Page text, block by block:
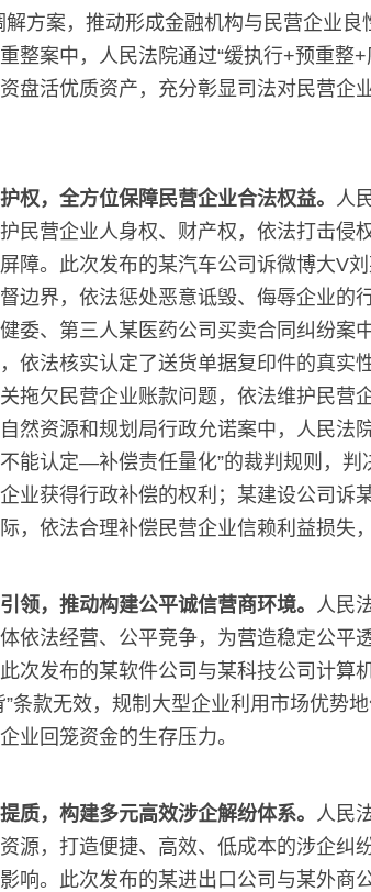
解方案，推动形成金融机构与民营企业
整案中，人民法院通过“缓执行+预重整
盘活优质资产，充分彰显司法对民营企
权，全方位保障民营企业合法权益。 人
民营企业人身权、财产权，依法打击侵
障。此次发布的某汽车公司诉微博大V
边界，依法惩处恶意诋毁、侮辱企业的
委、第三人某医药公司买卖合同纠纷案
依法核实认定了送货单据复印件的真实
拖欠民营企业账款问题，依法维护民营
然资源和规划局行政允诺案中，人民法
能认定—补偿责任量化”的裁判规则，判
业获得行政补偿的权利；某建设公司诉
，依法合理补偿民营企业信赖利益损失
领，推动构建公平诚信营商环境。 人民
依法经营、公平竞争，为营造稳定公平
次发布的某软件公司与某科技公司计算
”条款无效，规制大型企业利用市场优势
业回笼资金的生存压力。
质，构建多元高效涉企解纷体系。 人民
源，打造便捷、高效、低成本的涉企纠
响。此次发布的某进出口公司与某外商